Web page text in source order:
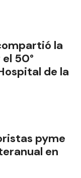
la
50°
de la
pyme
en